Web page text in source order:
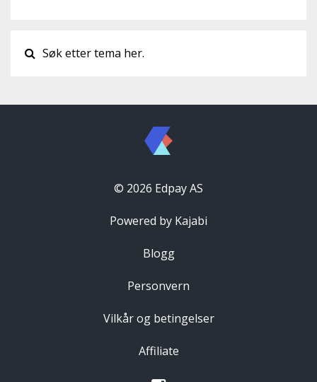
© 2026 Edpay AS
Powered by Kajabi
Blogg
Personvern
Vilkår og betingelser
Affiliate